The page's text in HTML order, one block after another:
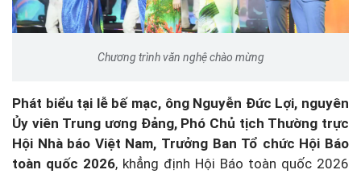
Chương trình văn nghệ chào mừng
Phát biểu tại lễ bế mạc, ông Nguyễn Đức Lợi, nguyên
Ủy viên Trung ương Đảng, Phó Chủ tịch Thường trực
Hội Nhà báo Việt Nam, Trưởng Ban Tổ chức Hội Báo
toàn quốc 2026, khẳng định Hội Báo toàn quốc 2026